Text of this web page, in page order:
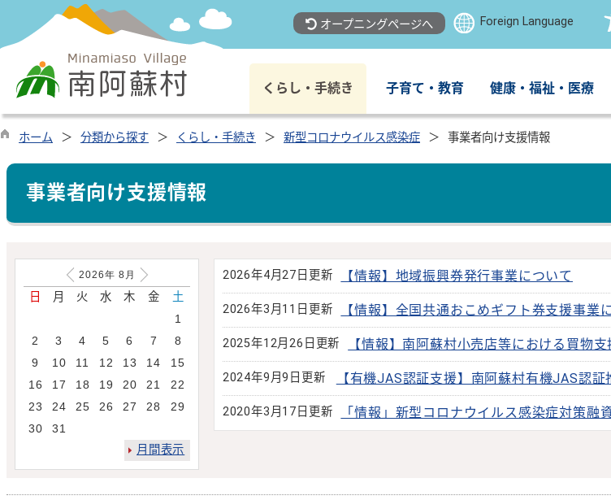
オープニングページへ Foreign Language
くらし・手続き 子育て・教育 健康・福祉・医療
ホーム 分類から探す くらし・手続き 新型コロナウイルス感染症 事業者向け支援情報
事業者向け支援情報
2026年4月27日更新 【情報】地域振興券発行事業について
2026年3月11日更新 【情報】全国共通おこめギフト券支援事業
2025年12月26日更新 【情報】南阿蘇村小売店等における買物
2024年9月9日更新 【有機JAS認証支援】南阿蘇村有機JAS認
2020年3月17日更新 「情報」新型コロナウイルス感染症対策融
2026年 8 月
日 月 火 水 木 金 土
1
2
3 4 5 6 7
8
9
10 11 12 13 14
15
16
17 18 19 20 21
22
23
24 25 26 27 28
29
30
31
月間表示